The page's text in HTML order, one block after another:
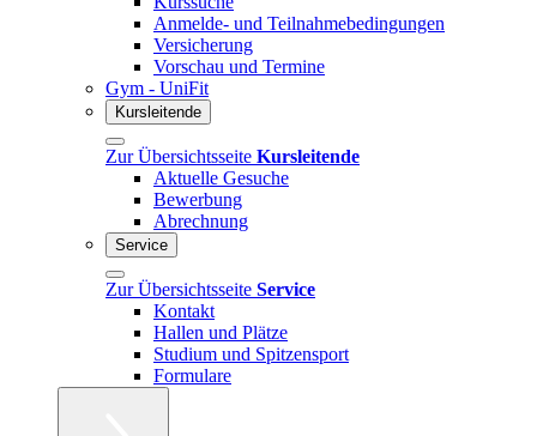
Anmelde- und Teilnahmebedingungen
Versicherung
Vorschau und Termine
Gym - UniFit
Kursleitende
Zur Übersichtsseite Kursleitende
Aktuelle Gesuche
Bewerbung
Abrechnung
Service
Zur Übersichtsseite Service
Kontakt
Hallen und Plätze
Studium und Spitzensport
Formulare